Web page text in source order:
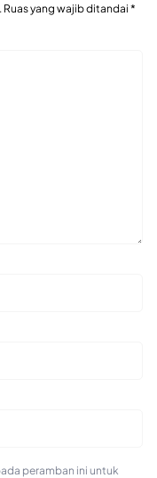
Ruas yang wajib ditandai *
peramban ini untuk